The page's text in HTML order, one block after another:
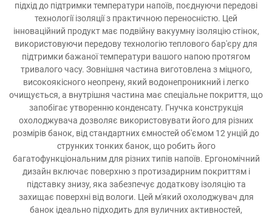
підхід до підтримки температури напоїв, поєднуючи передові
технології ізоляції з практичною переносністю. Цей
інноваційний продукт має подвійну вакуумну ізоляцію стінок,
використовуючи передову технологію теплового бар'єру для
підтримки бажаної температури вашого напою протягом
тривалого часу. Зовнішня частина виготовлена з міцного,
високоякісного неопрену, який водонепроникний і легко
очищується, а внутрішня частина має спеціальне покриття, що
запобігає утворенню конденсату. Гнучка конструкція
охолоджувача дозволяє використовувати його для різних
розмірів банок, від стандартних ємностей об'ємом 12 унцій до
струнких тонких банок, що робить його
багатофункціональним для різних типів напоїв. Ергономічний
дизайн включає поверхню з протизадирним покриттям і
підставку знизу, яка забезпечує додаткову ізоляцію та
захищає поверхні від вологи. Цей м'який охолоджувач для
банок ідеально підходить для вуличних активностей,